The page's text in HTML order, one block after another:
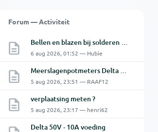
Forum — Activiteit
Bellen en blazen bij solderen van Chinese PCBs
6 aug 2026, 01:52 — Hubie
Meerslagenpotmeters Delta SM45-70D
5 aug 2026, 23:51 — RAAF12
verplaatsing meten ?
5 aug 2026, 23:17 — henri62
Delta 50V - 10A voeding